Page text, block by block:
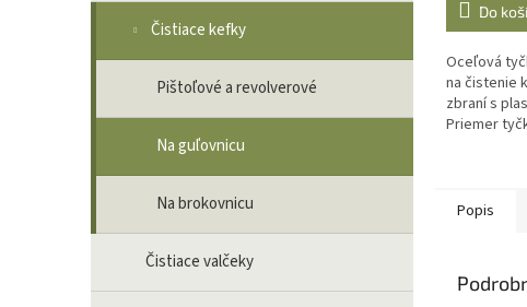
Čistiace kefky
Pištoľové a revolverové
Na guľovnicu
Na brokovnicu
Čistiace valčeky
Do
Oceľová
na čistenie
zbraní s
Priemer
Popis